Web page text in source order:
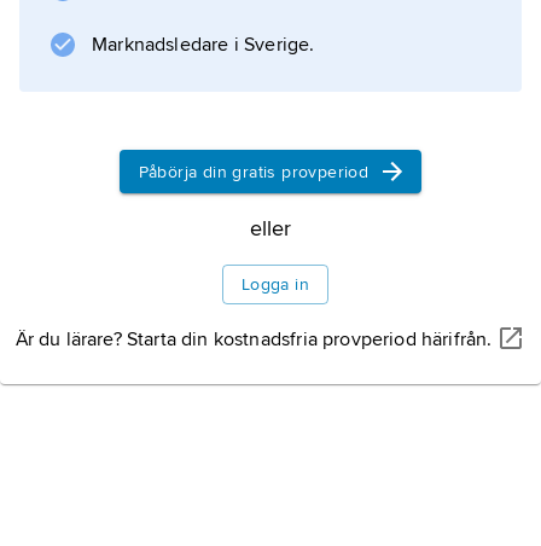
(1956, 13:e upplagan 1983).
Information om artikeln
Marknadsledare i Sverige.
Påbörja din gratis provperiod
eller
Logga in
Är du lärare? Starta din kostnadsfria provperiod härifrån.